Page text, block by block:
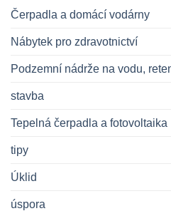
Čerpadla a domácí vodárny
Nábytek pro zdravotnictví
Podzemní nádrže na vodu,
stavba
Tepelná čerpadla a fotovoltaika
tipy
Úklid
úspora